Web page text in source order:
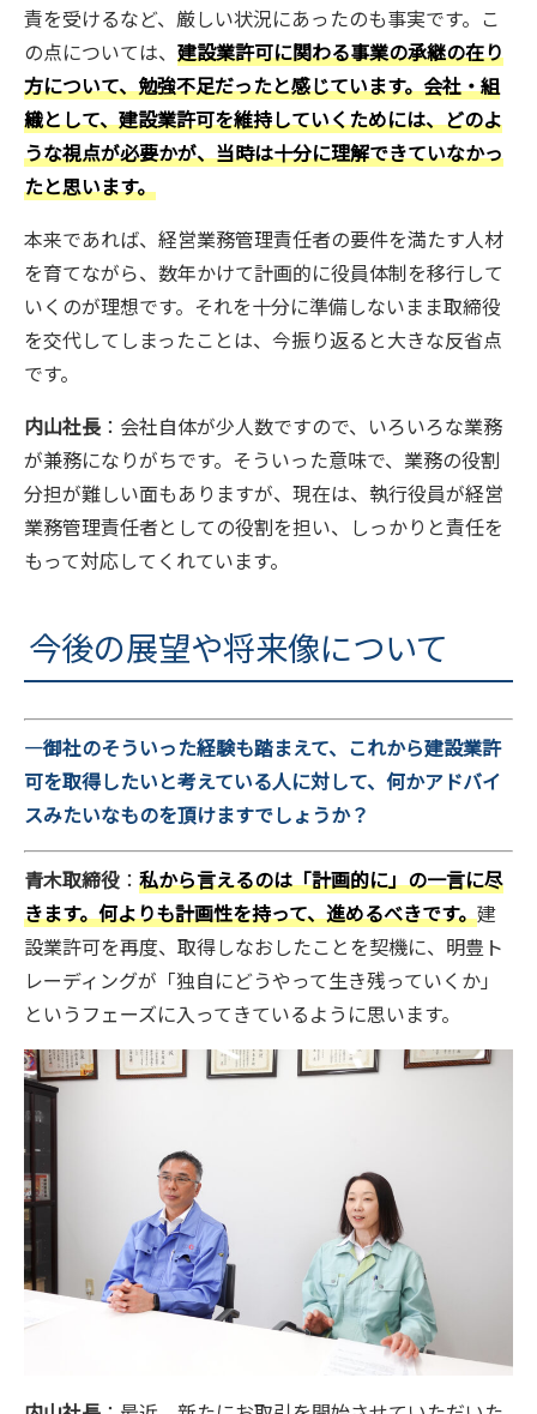
責を受けるなど、厳しい状況にあったのも事実です。こ
の点については、 建設業許可に関わる事業の承継の在り
方について、勉強不足だったと感じています。会社・組
織として、建設業許可を維持していくためには、どのよ
うな視点が必要かが、当時は十分に理解できていなかっ
たと思います。
本来であれば、経営業務管理責任者の要件を満たす人材
を育てながら、数年かけて計画的に役員体制を移行して
いくのが理想です。それを十分に準備しないまま取締役
を交代してしまったことは、今振り返ると大きな反省点
です。
内山社長 ：会社自体が少人数ですので、いろいろな業務
が兼務になりがちです。そういった意味で、業務の役割
分担が難しい面もありますが、現在は、執行役員が経営
業務管理責任者としての役割を担い、しっかりと責任を
もって対応してくれています。
今後の展望や将来像について
―御社のそういった経験も踏まえて、これから建設業許
可を取得したいと考えている人に対して、何かアドバイ
スみたいなものを頂けますでしょうか？
青木取締役 ： 私から言えるのは「計画的に」の一言に尽
きます。何よりも計画性を持って、進めるべきです。建
設業許可を再度、取得しなおしたことを契機に、明豊ト
レーディングが「独自にどうやって生き残っていくか」
というフェーズに入ってきているように思います。